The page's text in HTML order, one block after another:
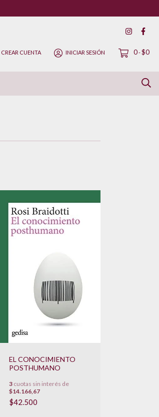
CREAR CUENTA INICIAR SESIÓN 0-$0
EL CONOCIMIENTO
POSTHUMANO
3cuotas sin interés de
$14.166,67
$42.500